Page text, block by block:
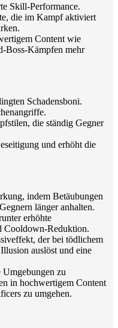
Skill-Performance.
die im Kampf aktiviert
Content wie
Boss-Kämpfen mehr
Schadensboni.
die ständig Gegner
und erhöht die
indem Betäubungen
länger anhalten.
erhöhte
Cooldown-Reduktion.
der bei tödlichem
auslöst und eine
zu
in hochwertigem Content
zu umgehen.